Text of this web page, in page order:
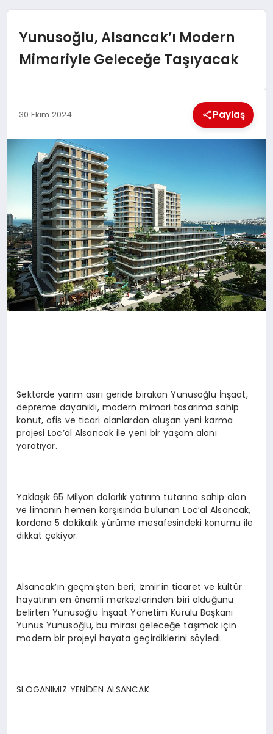
DÜNYA
EĞITIM
MAGAZIN
SAĞLIK
SIYASET
SPOR
TEKNOLOJI
Yunusoğlu, Alsancak’ı Modern
Mimariyle Geleceğe Taşıyacak
30 Ekim 2024 Paylaş
Sektörde yarım asırı geride bırakan Yunusoğlu İnşaat,
depreme dayanıklı, modern mimari tasarıma sahip
konut, ofis ve ticari alanlardan oluşan yeni karma
projesi Loc’al Alsancak ile yeni bir yaşam alanı
yaratıyor.
Yaklaşık 65 Milyon dolarlık yatırım tutarına sahip olan
ve limanın hemen karşısında bulunan Loc’al Alsancak,
kordona 5 dakikalık yürüme mesafesindeki konumu ile
dikkat çekiyor.
Alsancak’ın geçmişten beri; İzmir’in ticaret ve kültür
hayatının en önemli merkezlerinden biri olduğunu
belirten Yunusoğlu İnşaat Yönetim Kurulu Başkanı
Yunus Yunusoğlu, bu mirası geleceğe taşımak için
modern bir projeyi hayata geçirdiklerini söyledi.
SLOGANIMIZ YENİDEN ALSANCAK